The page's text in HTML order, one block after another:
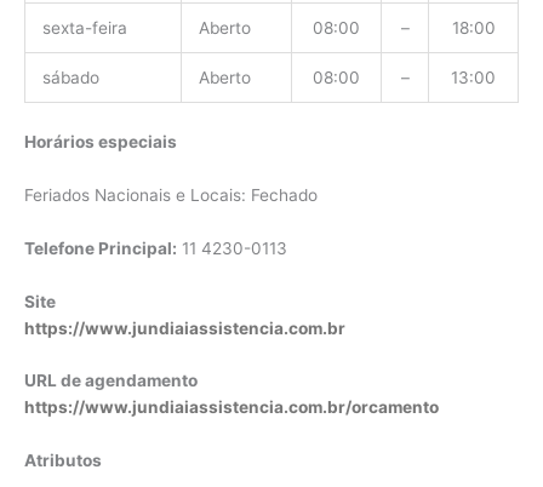
sexta-feira Aberto 08:00 – 18:00
sábado Aberto 08:00 – 13:00
Horários especiais
Feriados Nacionais e Locais: Fechado
Telefone Principal: 11 4230-0113
Site
https://www.jundiaiassistencia.com.br
URL de agendamento
https://www.jundiaiassistencia.com.br/orcamento
Atributos